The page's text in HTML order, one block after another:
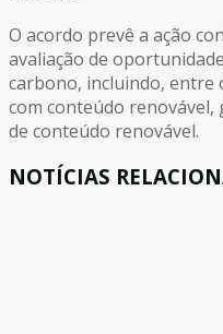
O acordo prevê a ação
avaliação de
carbono, incluindo, entre
com conteúdo renovável,
de conteúdo renovável.
NOTÍCIAS